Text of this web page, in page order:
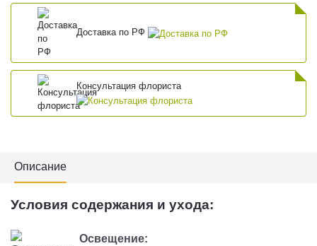
Доставка по РФ
Консультация флориста
Описание
Условия содержания и ухода:
Освещение: